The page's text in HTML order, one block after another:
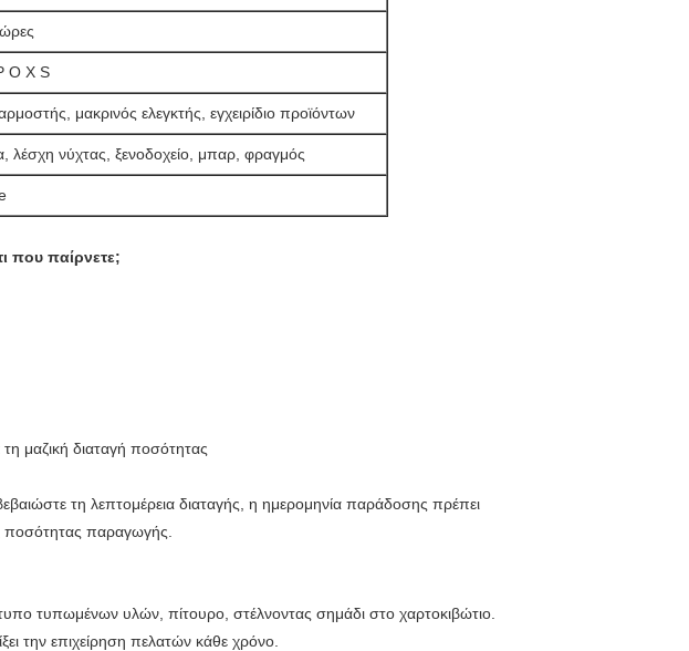
Ο Χ S
μακρινός ελεγκτής, εγχειρίδιο προϊόντων
λέσχη νύχτας, ξενοδοχείο, μπαρ, φραγμός
που παίρνετε;
μαζική διαταγή ποσότητας
τη λεπτομέρεια διαταγής, η ημερομηνία παράδοσης πρέπει
ποσότητας παραγωγής.
τυπωμένων υλών, πίτουρο, στέλνοντας σημάδι στο χαρτοκιβώτιο.
την επιχείρηση πελατών κάθε χρόνο.